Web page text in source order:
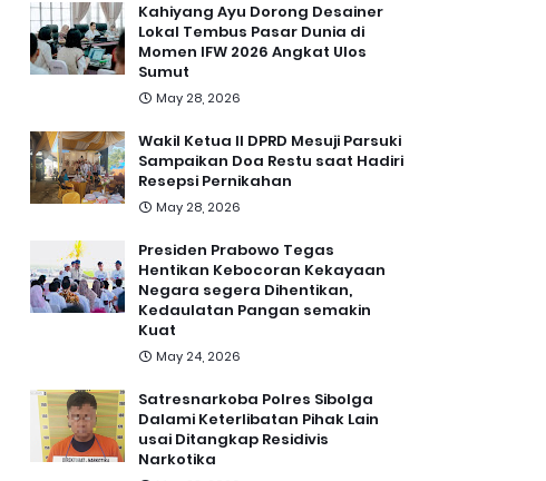
Kahiyang Ayu Dorong Desainer
Lokal Tembus Pasar Dunia di
Momen IFW 2026 Angkat Ulos
Sumut
May 28, 2026
Wakil Ketua II DPRD Mesuji Parsuki
Sampaikan Doa Restu saat Hadiri
Resepsi Pernikahan
May 28, 2026
Presiden Prabowo Tegas
Hentikan Kebocoran Kekayaan
Negara segera Dihentikan,
Kedaulatan Pangan semakin
Kuat
May 24, 2026
Satresnarkoba Polres Sibolga
Dalami Keterlibatan Pihak Lain
usai Ditangkap Residivis
Narkotika